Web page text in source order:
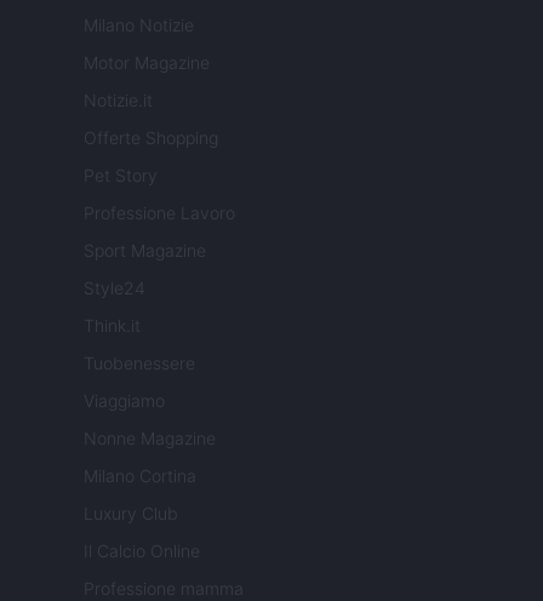
Milano Notizie
Motor Magazine
Notizie.it
Offerte Shopping
Pet Story
Professione Lavoro
Sport Magazine
Style24
Think.it
Tuobenessere
Viaggiamo
Nonne Magazine
Milano Cortina
Luxury Club
Il Calcio Online
Professione mamma